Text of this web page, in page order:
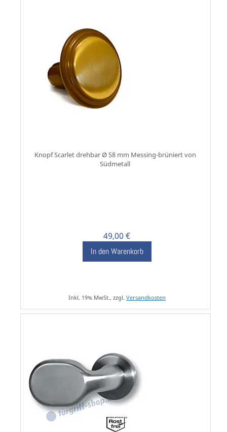
Knopf Scarlet drehbar Ø 58 mm Messing-brüniert von
Südmetall
49,00 €
In den Warenkorb
Inkl. 19% MwSt., zzgl. Versandkosten